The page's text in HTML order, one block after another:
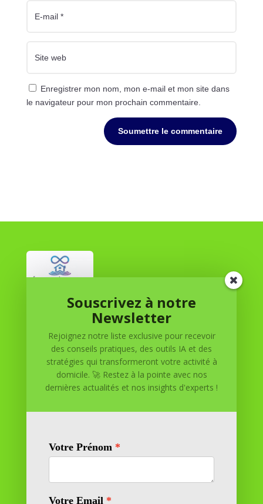
Enregistrer mon nom, mon e-mail et mon site dans
le navigateur pour mon prochain commentaire.
Soumettre le commentaire
Réussite à Domicile
Réussite à Domicile est votre partenaire de confiance
pour atteindre vos objectifs depuis le confort de votre
maison. Nous offrons des solutions personnalisées pour
vous aider à réussir.
11 rue Richelieu
69100 VILLEURBANNE
Souscrivez à notre
Newsletter
Rejoignez notre liste exclusive pour recevoir
des conseils pratiques, des outils IA et des
stratégies qui transformeront votre activité à
domicile. 🚀 Restez à la pointe avec nos
dernières actualités et nos insights d'experts !